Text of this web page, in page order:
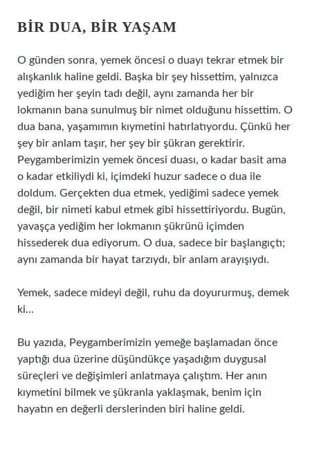
BIR DUA, BIR YAŞAM
O günden sonra, yemek öncesi o duayı tekrar etmek bir
alışkanlık haline geldi. Başka bir şey hissettim, yalnızca
yediğim her şeyin tadı değil, aynı zamanda her bir
lokmanın bana sunulmuş bir nimet olduğunu hissettim. O
dua bana, yaşamımın kıymetini hatırlatıyordu. Çünkü her
şey bir anlam taşır, her şey bir şükran gerektirir.
Peygamberimizin yemek öncesi duası, o kadar basit ama
o kadar etkiliydi ki, içimdeki huzur sadece o dua ile
doldum. Gerçekten dua etmek, yediğimi sadece yemek
değil, bir nimeti kabul etmek gibi hissettiriyordu. Bugün,
yavaşça yediğim her lokmanın şükrünü içimden
hissederek dua ediyorum. O dua, sadece bir başlangıçtı;
aynı zamanda bir hayat tarzıydı, bir anlam arayışıydı.
Yemek, sadece mideyi değil, ruhu da doyururmuş, demek
ki…
Bu yazıda, Peygamberimizin yemeğe başlamadan önce
yaptığı dua üzerine düşündükçe yaşadığım duygusal
süreçleri ve değişimleri anlatmaya çalıştım. Her anın
kıymetini bilmek ve şükranla yaklaşmak, benim için
hayatın en değerli derslerinden biri haline geldi.